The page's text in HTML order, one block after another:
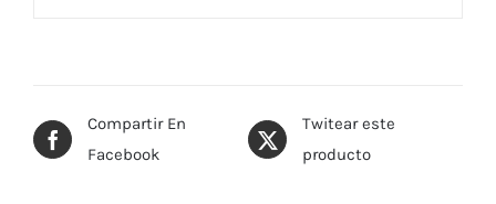
Compartir En
Facebook
Twitear este
producto